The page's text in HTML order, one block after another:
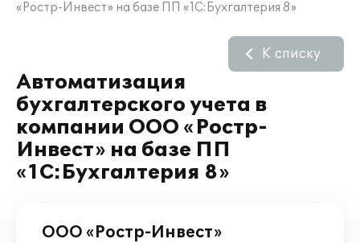
«Ростр-Инвест» на базе ПП «1С:Бухгалтерия 8»
Автоматизация
бухгалтерского учета в
компании ООО «Ростр-
Инвест» на базе ПП
«1С:Бухгалтерия 8»
К списку
ООО «Ростр-Инвест»